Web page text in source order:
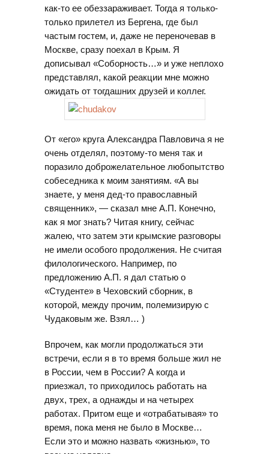
как-то ее обеззараживает. Тогда я только-
только прилетел из Бергена, где был
частым гостем, и, даже не переночевав в
Москве, сразу поехал в Крым. Я
дописывал «Соборность…» и уже неплохо
представлял, какой реакции мне можно
ожидать от тогдашних друзей и коллег.
От «его» круга Александра Павловича я не
очень отделял, поэтому-то меня так и
поразило доброжелательное любопытство
собеседника к моим занятиям. «А вы
знаете, у меня дед-то православный
священник», — сказал мне А.П. Конечно,
как я мог знать? Читая книгу, сейчас
жалею, что затем эти крымские разговоры
не имели особого продолжения. Не считая
филологического. Например, по
предложению А.П. я дал статью о
«Студенте» в Чеховский сборник, в
которой, между прочим, полемизирую с
Чудаковым же. Взял… )
Впрочем, как могли продолжаться эти
встречи, если я в то время больше жил не
в России, чем в России? А когда и
приезжал, то приходилось работать на
двух, трех, а однажды и на четырех
работах. Притом еще и «отрабатывая» то
время, пока меня не было в Москве…
Если это и можно назвать «жизнью», то